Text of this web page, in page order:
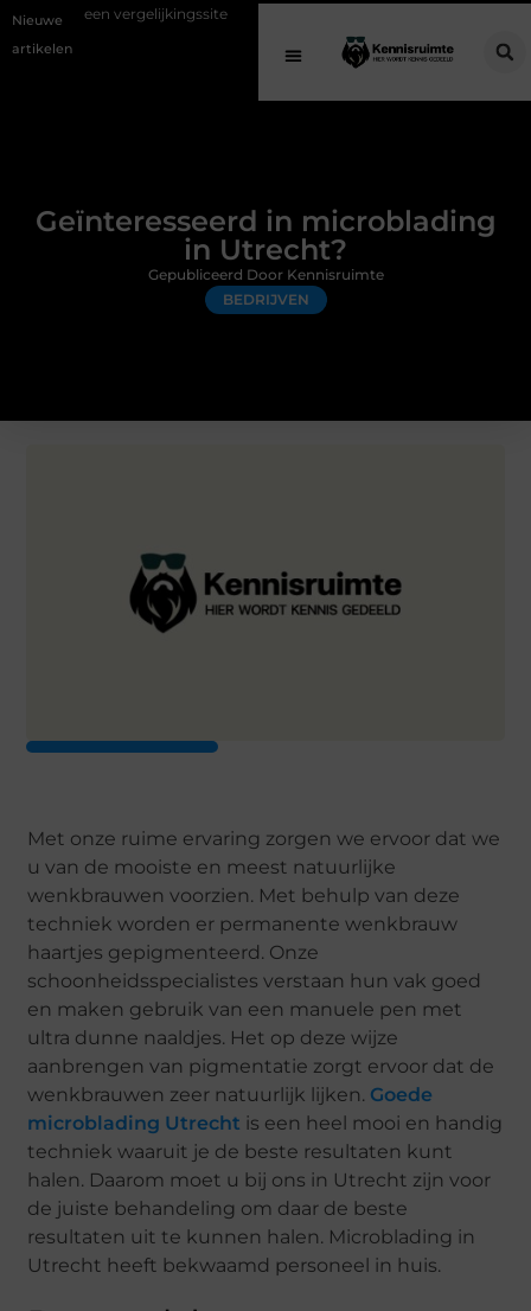
Nieuwe
artikelen
Schenking aan een goed doel: waarom geven
Geïnteresseerd in microblading
in Utrecht?
BEDRIJVEN
Gepubliceerd Door Kennisruimte
Met onze ruime ervaring zorgen we ervoor dat we
u van de mooiste en meest natuurlijke
wenkbrauwen voorzien. Met behulp van deze
techniek worden er permanente wenkbrauw
haartjes gepigmenteerd. Onze
schoonheidsspecialistes verstaan hun vak goed
en maken gebruik van een manuele pen met
ultra dunne naaldjes. Het op deze wijze
aanbrengen van pigmentatie zorgt ervoor dat de
wenkbrauwen zeer natuurlijk lijken. Goede
microblading Utrecht is een heel mooi en handig
techniek waaruit je de beste resultaten kunt
halen. Daarom moet u bij ons in Utrecht zijn voor
de juiste behandeling om daar de beste
resultaten uit te kunnen halen. Microblading in
Utrecht heeft bekwaamd personeel in huis.